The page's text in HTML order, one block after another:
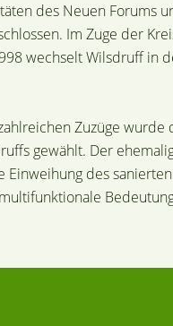
des Neuen
Im Zuge der
wechselt Wilsdruff in
Zuzüge
gewählt. Der
des